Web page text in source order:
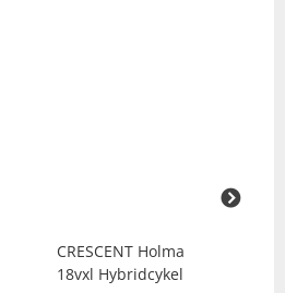
CRESCENT Holma
18vxl Hybridcykel